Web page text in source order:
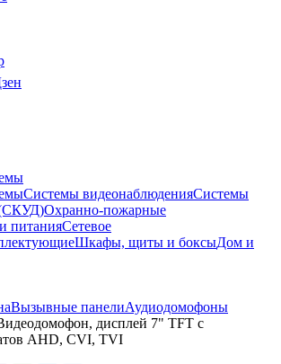
Системы видеонаблюденияСистемы
(СКУД)Охранно-пожарные
питанияСетевое
Шкафы, щиты и боксыДом и
Вызывные панелиАудиодомофоны
дисплей 7" TFT с
AHD, CVI, TVI